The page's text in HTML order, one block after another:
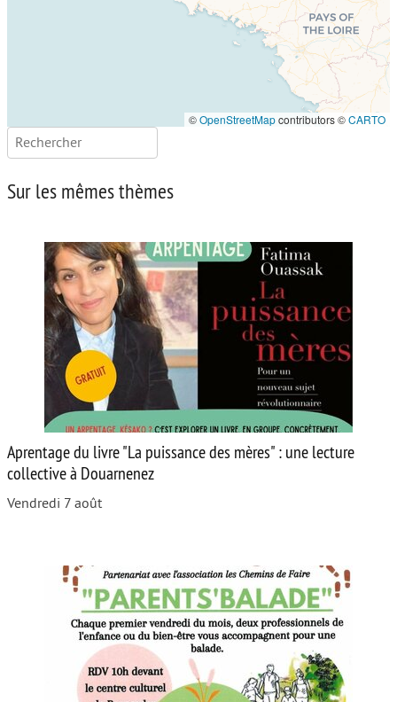
©OpenStreetMapcontributors ©CARTO
Rechercher :
Sur les mêmes thèmes
Aprentage du livre "La puissance des mères" : une lecture
collective à Douarnenez
Vendredi 7 août